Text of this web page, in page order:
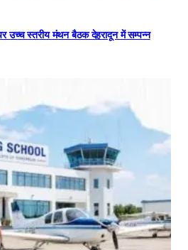
उच्च स्तरीय मंथन बैठक देहरादून में सम्पन्न